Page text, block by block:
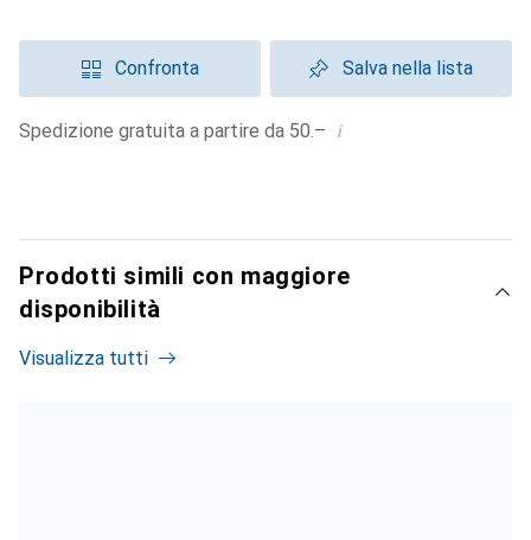
Confronta Salva nella lista
Spedizione gratuita a partire da 50.– i
Prodotti simili con maggiore
disponibilità
Visualizza tutti